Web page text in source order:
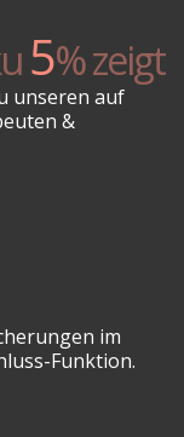
5% zeigt
unseren auf
&
im
Funktion.